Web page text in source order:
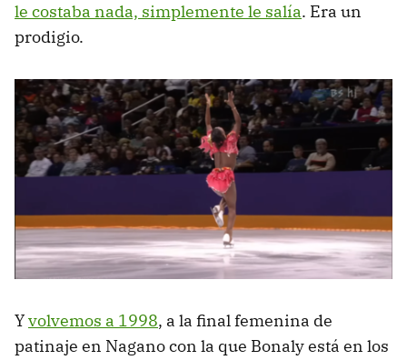
le costaba nada, simplemente le salía. Era un
prodigio.
Yvolvemos a 1998, a la final femenina de
patinaje en Nagano con la que Bonaly está en los